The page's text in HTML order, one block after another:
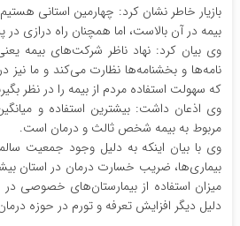
بازیار خاطر نشان کرد: چهارمین استانی
بیمه در آن بالاست، اما همچنان راه درازی
وی بیان کرد: نهاد ناظر شرکت‌های بیمه
نامه‌ها و بخشنامه‌ها نظارت می‌کند و ما نیز
که سهولت استفاده مردم از بیمه را در نظر
وی اذعان داشت: بیشترین استفاده و
مربوط به بیمه شخص ثالث و درمان است.
وی با بیان اینکه به دلیل وجود جمعیت
بیماری‌ها، ضریب خسارت درمان در استان
میزان استفاده از بیمارستان‌های خصوصی
دلیل دیگر افزایش تعرفه و تورم در حوزه